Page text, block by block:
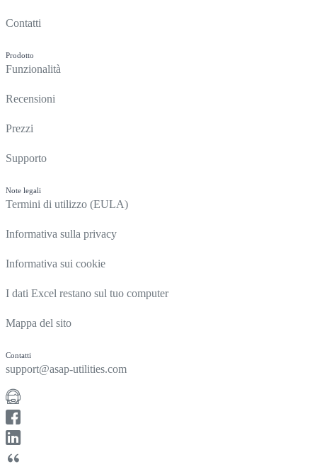
Contatti
Prodotto
Funzionalità
Recensioni
Prezzi
Supporto
Note legali
Termini di utilizzo (EULA)
Informativa sulla privacy
Informativa sui cookie
I dati Excel restano sul tuo computer
Mappa del sito
Contatti
support@asap-utilities.com